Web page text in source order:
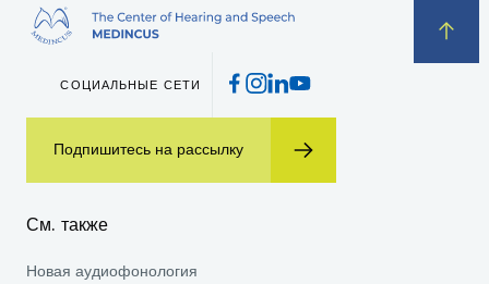
СОЦИАЛЬНЫЕ СЕТИ
Подпишитесь на рассылку
См. также
Новая аудиофонология